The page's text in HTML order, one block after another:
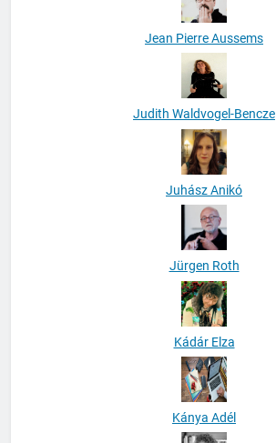
Jean Pierre Aussems
Judith Waldvogel-Bencze
Juhász Anikó
Jürgen Roth
Kádár Elza
Kánya Adél